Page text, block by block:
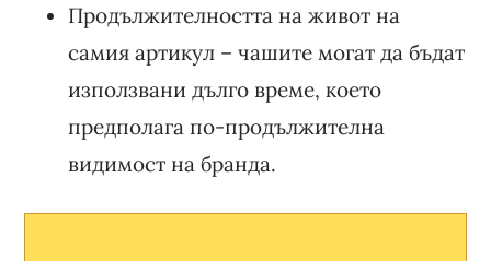
Продължителността на живот на
самия артикул – чашите могат да бъдат
използвани дълго време, което
предполага по-продължителна
видимост на бранда.